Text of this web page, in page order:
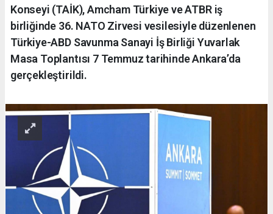
Konseyi (TAİK), Amcham Türkiye ve ATBR iş
birliğinde 36. NATO Zirvesi vesilesiyle düzenlenen
Türkiye-ABD Savunma Sanayi İş Birliği Yuvarlak
Masa Toplantısı 7 Temmuz tarihinde Ankara’da
gerçekleştirildi.